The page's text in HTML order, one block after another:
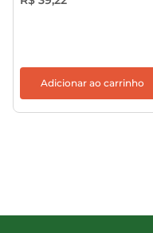
Adicionar ao carrinho